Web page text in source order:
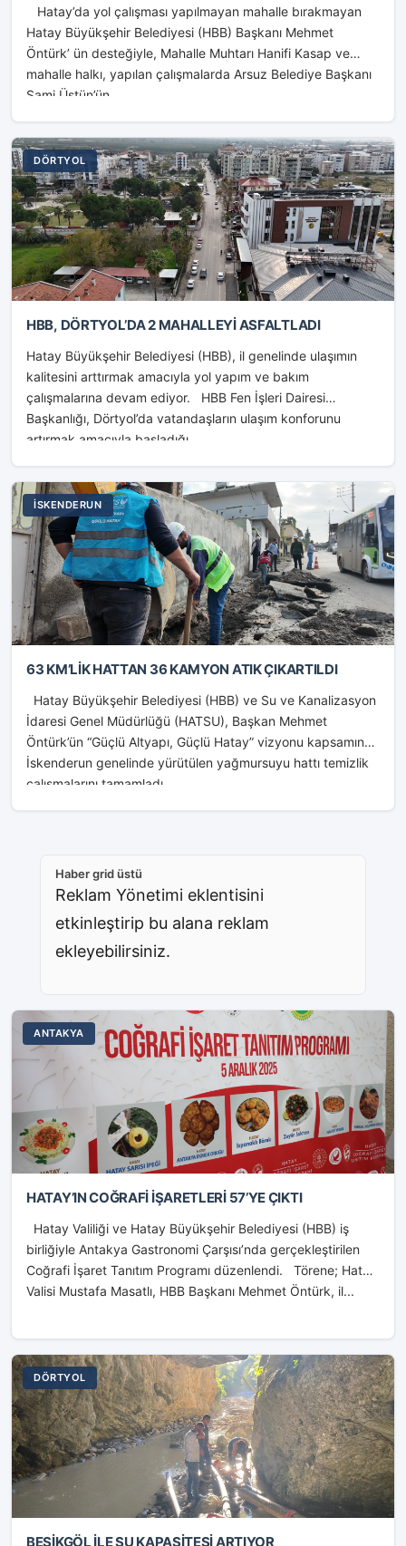
Hatay’da yol çalışması yapılmayan mahalle bırakmayan
Hatay Büyükşehir Belediyesi (HBB) Başkanı Mehmet
Öntürk’ ün desteğiyle, Mahalle Muhtarı Hanifi Kasap ve
mahalle halkı, yapılan çalışmalarda Arsuz Belediye Başkanı
Sami Üstün’ün...
DÖRTYOL
HBB, DÖRTYOL’DA 2 MAHALLEYİ ASFALTLADI
Hatay Büyükşehir Belediyesi (HBB), il genelinde ulaşımın
kalitesini arttırmak amacıyla yol yapım ve bakım
çalışmalarına devam ediyor. HBB Fen İşleri Dairesi
Başkanlığı, Dörtyol’da vatandaşların ulaşım konforunu
artırmak amacıyla başladığı...
İSKENDERUN
63 KM’LİK HATTAN 36 KAMYON ATIK ÇIKARTILDI
Hatay Büyükşehir Belediyesi (HBB) ve Su ve Kanalizasyon
İdaresi Genel Müdürlüğü (HATSU), Başkan Mehmet
Öntürk’ün “Güçlü Altyapı, Güçlü Hatay” vizyonu kapsamında
İskenderun genelinde yürütülen yağmursuyu hattı temizlik
çalışmalarını tamamladı....
Haber grid üstü
Reklam Yönetimi eklentisini
etkinleştirip bu alana reklam
ekleyebilirsiniz.
ANTAKYA
HATAY’IN COĞRAFİ İŞARETLERİ 57’YE ÇIKTI
Hatay Valiliği ve Hatay Büyükşehir Belediyesi (HBB) iş
birliğiyle Antakya Gastronomi Çarşısı’nda gerçekleştirilen
Coğrafi İşaret Tanıtım Programı düzenlendi. Törene; Hatay
Valisi Mustafa Masatlı, HBB Başkanı Mehmet Öntürk, il...
DÖRTYOL
BEŞİKGÖL İLE SU KAPASİTESİ ARTIYOR